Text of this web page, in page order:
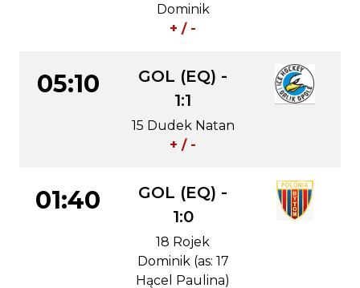
Dominik
+ / -
05:10
GOL (EQ) -
1:1
15 Dudek Natan
+ / -
01:40
GOL (EQ) -
1:0
18 Rojek
Dominik (as: 17
Hącel Paulina)